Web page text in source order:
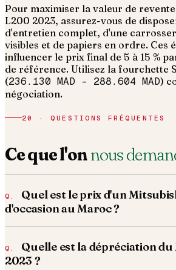
Pour maximiser la valeur de
L200 2023, assurez-vous de
d'entretien complet, d'une
visibles et de papiers en ordre. Ces
influencer le prix final de 5 à 15 %
de référence. Utilisez la fourchette
(236.130 MAD – 288.604 MAD)
négociation.
20 · QUESTIONS FRÉQUENTES
Ce que l'onnous
Quel est le prix d'un
d'occasion au Maroc ?
Quelle est la dépréciation
2023 ?